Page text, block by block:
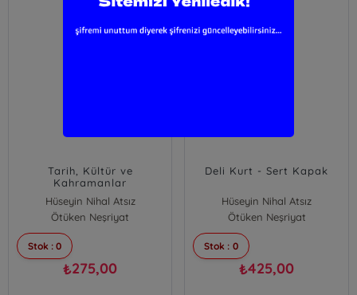
Tarih, Kültür ve
Kahramanlar
Hüseyin Nihal Atsız
Ötüken Neşriyat
Stok : 0
₺275,00
Deli Kurt - Sert Kapak
Hüseyin Nihal Atsız
Ötüken Neşriyat
Stok : 0
₺425,00